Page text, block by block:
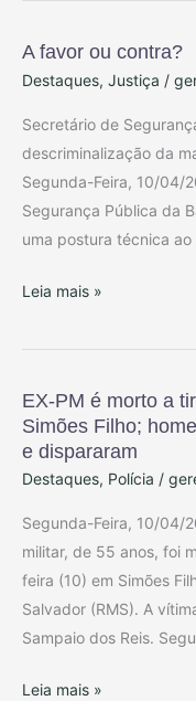
A favor ou contra?
Destaques, Justiça /
Secretário de
descriminalização da
Segunda-Feira, 10/04/
Segurança Pública da
uma postura técnica
A
favor
Leia mais »
EX-PM é morto a
Simões Filho;
e dispararam
Destaques, Polícia /
Segunda-Feira, 10/04/
militar, de 55 anos, foi
feira (10) em Simões
Salvador (RMS). A
Sampaio dos Reis.
EX-
PM
é
morto
a
tiros
na
porta
de
em
Leia mais »